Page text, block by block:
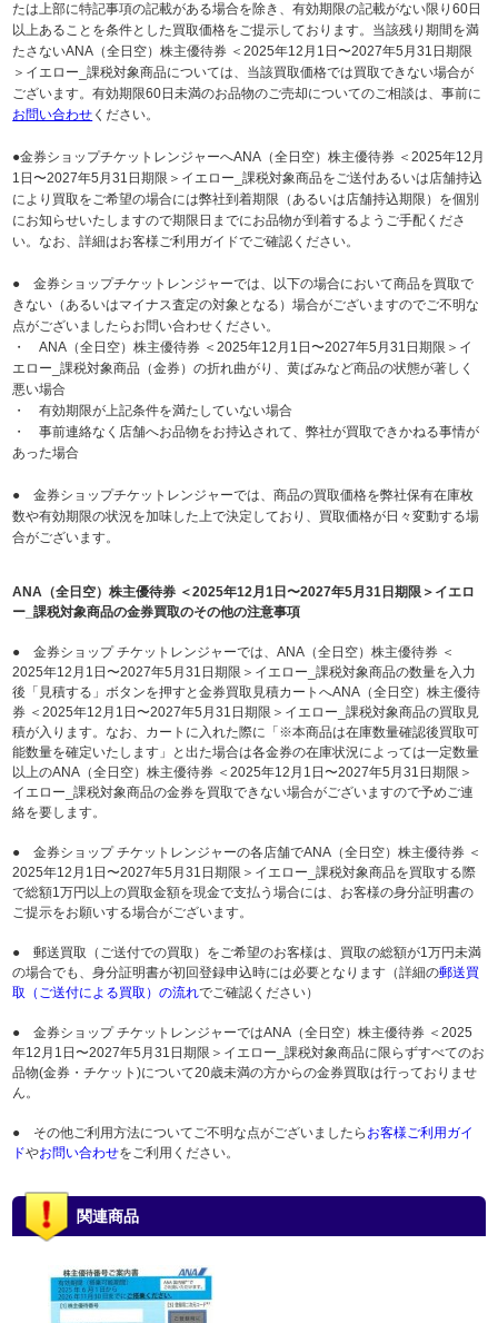
たは上部に特記事項の記載がある場合を除き、有効期限の記載がない限り60日
以上あることを条件とした買取価格をご提示しております。当該残り期間を満
たさないANA（全日空）株主優待券 ＜2025年12月1日〜2027年5月31日期限
＞イエロー_課税対象商品については、当該買取価格では買取できない場合が
ございます。有効期限60日未満のお品物のご売却についてのご相談は、事前に
お問い合わせ ください。
●金券ショップチケットレンジャーへANA（全日空）株主優待券 ＜2025年12月
1日〜2027年5月31日期限＞イエロー_課税対象商品をご送付あるいは店舗持込
により買取をご希望の場合には弊社到着期限（あるいは店舗持込期限）を個別
にお知らせいたしますので期限日までにお品物が到着するようご手配くださ
い。なお、詳細はお客様ご利用ガイドでご確認ください。
● 金券ショップチケットレンジャーでは、以下の場合において商品を買取で
きない（あるいはマイナス査定の対象となる）場合がございますのでご不明な
点がございましたらお問い合わせください。
・ ANA（全日空）株主優待券 ＜2025年12月1日〜2027年5月31日期限＞イ
エロー_課税対象商品（金券）の折れ曲がり、黄ばみなど商品の状態が著しく
悪い場合
・ 有効期限が上記条件を満たしていない場合
・ 事前連絡なく店舗へお品物をお持込されて、弊社が買取できかねる事情が
あった場合
● 金券ショップチケットレンジャーでは、商品の買取価格を弊社保有在庫枚
数や有効期限の状況を加味した上で決定しており、買取価格が日々変動する場
合がございます。
ANA（全日空）株主優待券 ＜2025年12月1日〜2027年5月31日期限＞イエロ
ー_課税対象商品の金券買取のその他の注意事項
● 金券ショップ チケットレンジャーでは、ANA（全日空）株主優待券 ＜
2025年12月1日〜2027年5月31日期限＞イエロー_課税対象商品の数量を入力
後「見積する」ボタンを押すと金券買取見積カートへANA（全日空）株主優待
券 ＜2025年12月1日〜2027年5月31日期限＞イエロー_課税対象商品の買取見
積が入ります。なお、カートに入れた際に「※本商品は在庫数量確認後買取可
能数量を確定いたします」と出た場合は各金券の在庫状況によっては一定数量
以上のANA（全日空）株主優待券 ＜2025年12月1日〜2027年5月31日期限＞
イエロー_課税対象商品の金券を買取できない場合がございますので予めご連
絡を要します。
● 金券ショップ チケットレンジャーの各店舗でANA（全日空）株主優待券 ＜
2025年12月1日〜2027年5月31日期限＞イエロー_課税対象商品を買取する際
で総額1万円以上の買取金額を現金で支払う場合には、お客様の身分証明書の
ご提示をお願いする場合がございます。
● 郵送買取（ご送付での買取）をご希望のお客様は、買取の総額が1万円未満
の場合でも、身分証明書が初回登録申込時には必要となります（詳細の郵送買
取（ご送付による買取）の流れでご確認ください）
● 金券ショップ チケットレンジャーではANA（全日空）株主優待券 ＜2025
年12月1日〜2027年5月31日期限＞イエロー_課税対象商品に限らずすべてのお
品物(金券・チケット)について20歳未満の方からの金券買取は行っておりませ
ん。
● その他ご利用方法についてご不明な点がございましたら お客様ご利用ガイ
ドやお問い合わせをご利用ください。
関連商品